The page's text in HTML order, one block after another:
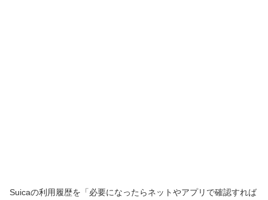
Suicaの利用履歴を「必要になったらネットやアプリで確認すれば